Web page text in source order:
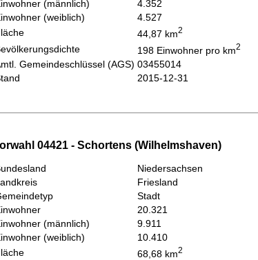
(männlich)
4.352
(weiblich)
4.527
44,87 km2
198 Einwohner pro km2
Gemeindeschlüssel (AGS) 03455014
2015-12-31
04421 - Schortens (Wilhelmshaven)
Niedersachsen
Friesland
Stadt
20.321
(männlich)
9.911
(weiblich)
10.410
68,68 km2